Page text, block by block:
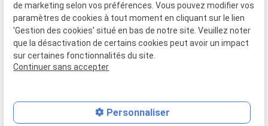
Mentions
légales
Politique de
confidentialité
Gestion
des
cookies
Plan du
site
Siret :44536771700029
de marketing selon vos préférences. Vous pouvez modifier vos
paramètres de cookies à tout moment en cliquant sur le lien
'Gestion des cookies' situé en bas de notre site. Veuillez noter
que la désactivation de certains cookies peut avoir un impact
sur certaines fonctionnalités du site.
Continuer sans accepter
Personnaliser